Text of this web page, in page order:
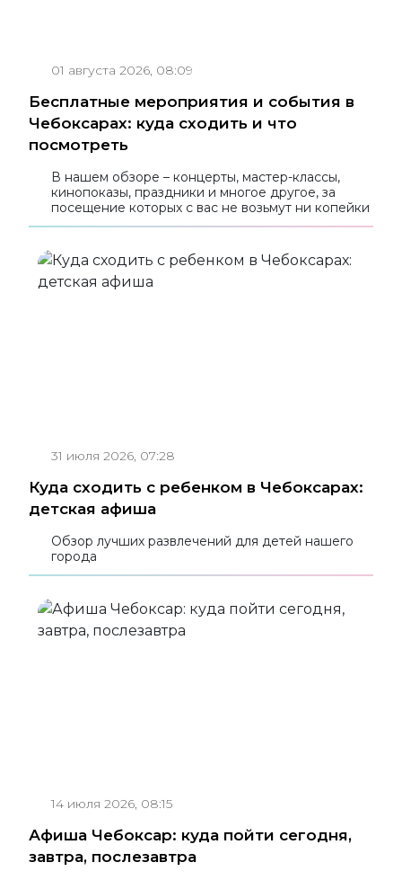
01 августа 2026, 08:09
Бесплатные мероприятия и события в
Чебоксарах: куда сходить и что
посмотреть
В нашем обзоре – концерты, мастер-классы,
кинопоказы, праздники и многое другое, за
посещение которых с вас не возьмут ни копейки
31 июля 2026, 07:28
Куда сходить с ребенком в Чебоксарах:
детская афиша
Обзор лучших развлечений для детей нашего
города
14 июля 2026, 08:15
Афиша Чебоксар: куда пойти сегодня,
завтра, послезавтра